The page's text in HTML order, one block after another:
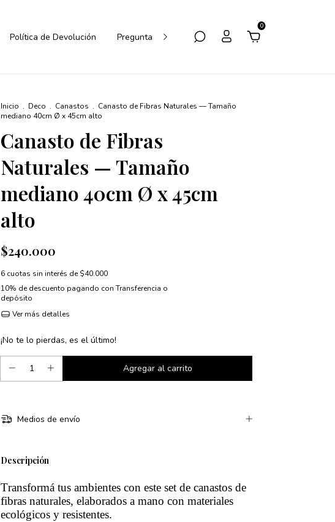
Política de Devolución Preguntas Frecuentes Cómo Comprar
0
Inicio . Deco . Canastos . Canasto de Fibras Naturales — Tamaño
mediano 40cm Ø x 45cm alto
Canasto de Fibras
Naturales — Tamaño
mediano 40cm Ø x 45cm
alto
$240.000
6 cuotas sin interés de$40.000
10% de descuento pagando con Transferencia o
depósito
Ver más detalles
¡No te lo pierdas, es el último!
Medios de envío
Descripción
Transformá tus ambientes con este set de canastos de
fibras naturales, elaborados a mano con materiales
ecológicos y resistentes.